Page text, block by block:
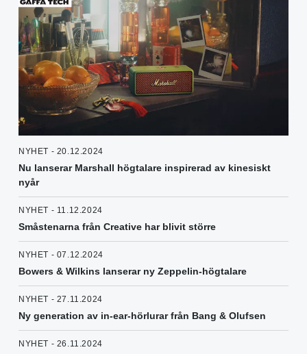
NYHET - 20.12.2024
Nu lanserar Marshall högtalare inspirerad av kinesiskt
nyår
NYHET - 11.12.2024
Småstenarna från Creative har blivit större
NYHET - 07.12.2024
Bowers & Wilkins lanserar ny Zeppelin-högtalare
NYHET - 27.11.2024
Ny generation av in-ear-hörlurar från Bang & Olufsen
NYHET - 26.11.2024